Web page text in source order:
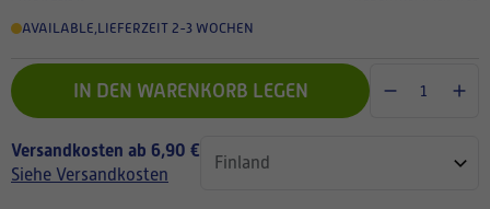
AVAILABLE,LIEFERZEIT 2-3 WOCHEN
IN DEN WARENKORB LEGEN
Versandkosten ab 6,90 €
Siehe Versandkosten